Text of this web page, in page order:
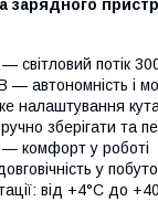
зарядного
світловий потік
автономність і
налаштування кута
зберігати та
— комфорт у роботі
у
від +4°C до